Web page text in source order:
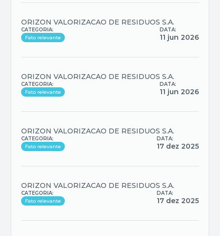
ORIZON VALORIZACAO DE RESIDUOS S.A.
CATEGORIA:
Fato relevante
DATA:
11 jun 2026
ORIZON VALORIZACAO DE RESIDUOS S.A.
CATEGORIA:
Fato relevante
DATA:
11 jun 2026
ORIZON VALORIZACAO DE RESIDUOS S.A.
CATEGORIA:
Fato relevante
DATA:
17 dez 2025
ORIZON VALORIZACAO DE RESIDUOS S.A.
CATEGORIA:
Fato relevante
DATA:
17 dez 2025